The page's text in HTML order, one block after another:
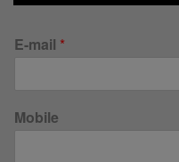
E-mail *
Mobile